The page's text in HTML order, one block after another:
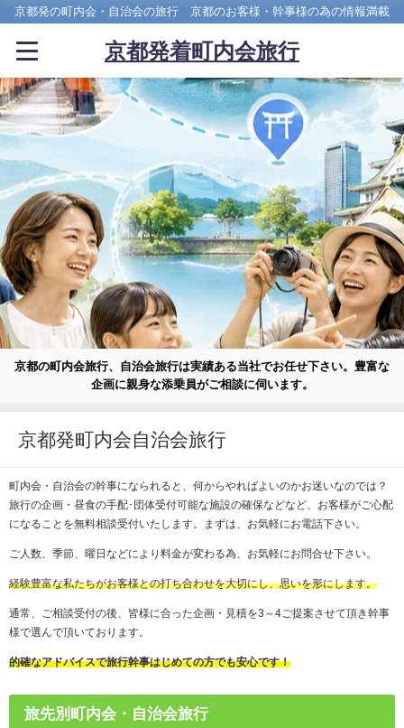
京都発の町内会・自治会の旅行 京都のお客様・幹事様の為の情報満載
京都発着町内会旅行
京都の町内会旅行、自治会旅行は実績ある当社でお任せ下さい。豊富な
企画に親身な添乗員がご相談に伺います。
京都発町内会自治会旅行
町内会・自治会の幹事になられると、何からやればよいのかお迷いなのでは？
旅行の企画・昼食の手配･団体受付可能な施設の確保などなど、お客様がご心配
になることを無料相談受付いたします。まずは、お気軽にお電話下さい。
ご人数、季節、曜日などにより料金が変わる為、お気軽にお問合せ下さい。
経験豊富な私たちがお客様との打ち合わせを大切にし、思いを形にします。
通常、ご相談受付の後、皆様に合った企画・見積を3～4ご提案させて頂き幹事
様で選んで頂いております。
的確なアドバイスで旅行幹事はじめての方でも安心です！
旅先別町内会・自治会旅行